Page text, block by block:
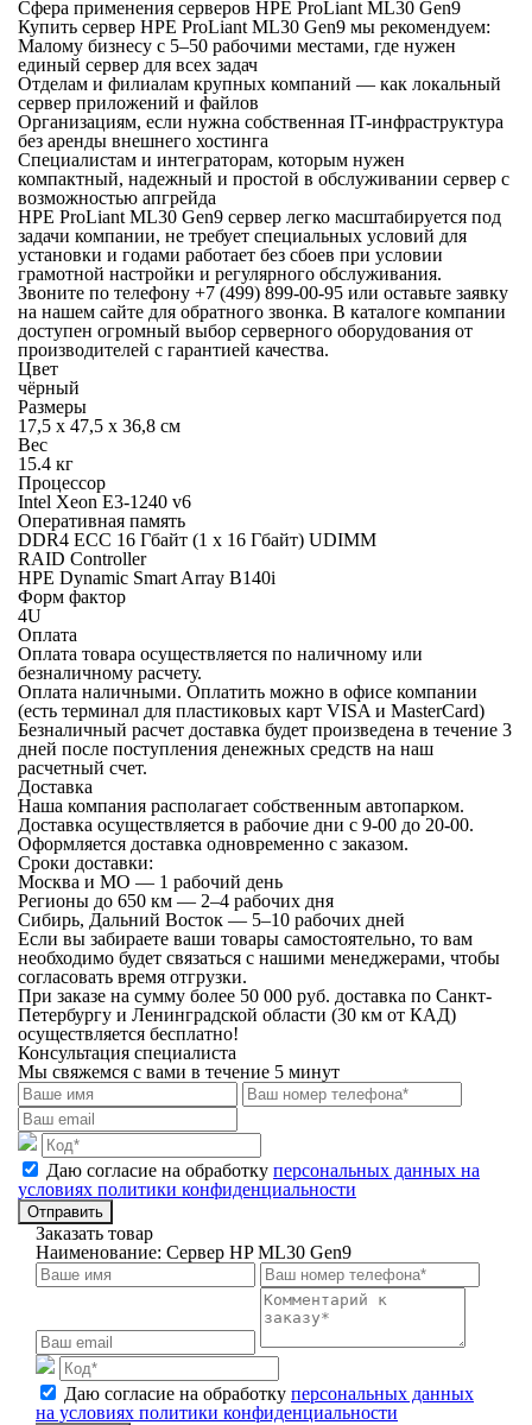
Сфера применения серверов HPE ProLiant ML30 Gen9
Купить сервер HPE ProLiant ML30 Gen9 мы рекомендуем:
Малому бизнесу с 5–50 рабочими местами, где нужен
единый сервер для всех задач
Отделам и филиалам крупных компаний — как локальный
сервер приложений и файлов
Организациям, если нужна собственная IT-инфраструктура
без аренды внешнего хостинга
Специалистам и интеграторам, которым нужен
компактный, надежный и простой в обслуживании сервер с
возможностью апгрейда
HPE ProLiant ML30 Gen9 сервер легко масштабируется под
задачи компании, не требует специальных условий для
установки и годами работает без сбоев при условии
грамотной настройки и регулярного обслуживания.
Звоните по телефону +7 (499) 899-00-95 или оставьте заявку
на нашем сайте для обратного звонка. В каталоге компании
доступен огромный выбор серверного оборудования от
производителей с гарантией качества.
Цвет
чёрный
Размеры
17,5 x 47,5 x 36,8 см
Вес
15.4 кг
Процессор
Intel Xeon E3-1240 v6
Оперативная память
DDR4 ECC 16 Гбайт (1 x 16 Гбайт) UDIMM
RAID Controller
HPE Dynamic Smart Array B140i
Форм фактор
4U
Оплата
Оплата товара осуществляется по наличному или
безналичному расчету.
Оплата наличными. Оплатить можно в офисе компании
(есть терминал для пластиковых карт VISA и MasterCard)
Безналичный расчет доставка будет произведена в течение 3
дней после поступления денежных средств на наш
расчетный счет.
Доставка
Наша компания располагает собственным автопарком.
Доставка осуществляется в рабочие дни с 9-00 до 20-00.
Оформляется доставка одновременно с заказом.
Сроки доставки:
Москва и МО — 1 рабочий день
Регионы до 650 км — 2–4 рабочих дня
Сибирь, Дальний Восток — 5–10 рабочих дней
Если вы забираете ваши товары самостоятельно, то вам
необходимо будет связаться с нашими менеджерами, чтобы
согласовать время отгрузки.
При заказе на сумму более 50 000 руб. доставка по Санкт-
Петербургу и Ленинградской области (30 км от КАД)
осуществляется бесплатно!
Консультация специалиста
Мы свяжемся с вами в течение 5 минут
Даю согласие на обработку персональных данных на
условиях политики конфиденциальности
Отправить
Заказать товар
Наименование: Сервер HP ML30 Gen9
Даю согласие на обработку персональных данных
на условиях политики конфиденциальности